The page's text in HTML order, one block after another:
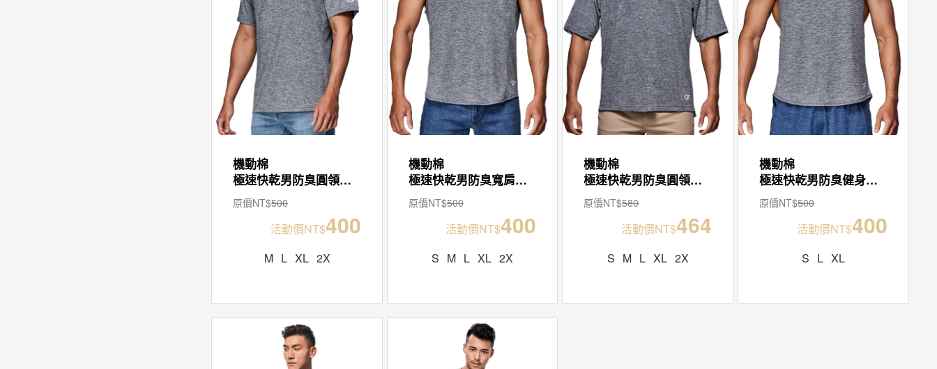
機動棉
極速快乾男防臭圓領短袖T
原價NT$500
活動價NT$400
M L XL 2X
機動棉
極速快乾男防臭寬肩背心
原價NT$500
活動價NT$400
S M L XL 2X
機動棉
極速快乾男防臭圓領寬版T
原價NT$580
活動價NT$464
S M L XL 2X
機動棉
極速快乾男防臭健身背心
原價NT$500
活動價NT$400
S L XL